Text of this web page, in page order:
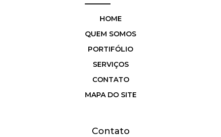
HOME
QUEM SOMOS
PORTIFÓLIO
SERVIÇOS
CONTATO
MAPA DO SITE
Contato